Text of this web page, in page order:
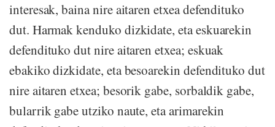
interesak, baina nire aitaren etxea defendituko
dut. Harmak kenduko dizkidate, eta eskuarekin
defendituko dut nire aitaren etxea; eskuak
ebakiko dizkidate, eta besoarekin defendituko dut
nire aitaren etxea; besorik gabe, sorbaldik gabe,
bularrik gabe utziko naute, eta arimarekin